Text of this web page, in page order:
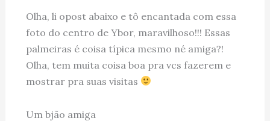
Olha, li opost abaixo e tô encantada com essa
foto do centro de Ybor, maravilhoso!!! Essas
palmeiras é coisa típica mesmo né amiga?!
Olha, tem muita coisa boa pra vcs fazerem e
mostrar pra suas visitas
Um bjão amiga